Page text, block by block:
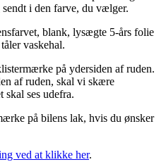
i den farve, du vælger.
blank, lysægte 5-års folie
vaskehal.
på ydersiden af ruden.
af ruden, skal vi skære
ses udefra.
på bilens lak, hvis du ønsker
ved at klikke her.